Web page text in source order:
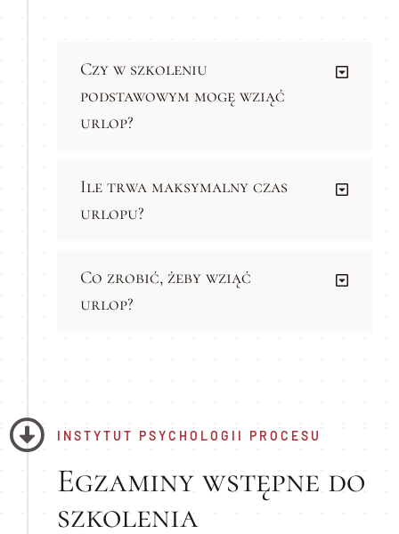
Czy w szkoleniu
podstawowym mogę wziąć
urlop?
Ile trwa maksymalny czas
urlopu?
Co zrobić, żeby wziąć
urlop?
INSTYTUT PSYCHOLOGII PROCESU
Egzaminy wstępne do
szkolenia